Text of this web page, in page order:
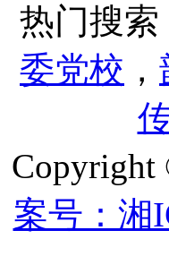
热门搜索
委党校 ，
案号：湘